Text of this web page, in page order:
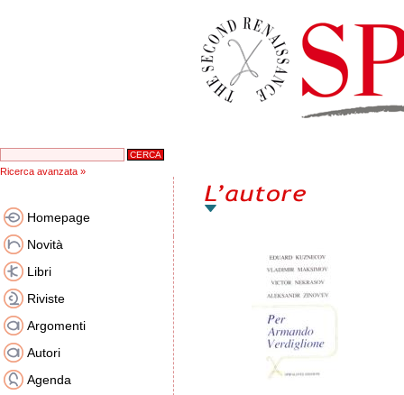
Ricerca avanzata »
Homepage
Novità
Libri
Riviste
Argomenti
Autori
Agenda